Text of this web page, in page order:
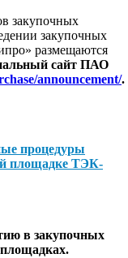
закупочных
закупочных
размещаются
сайт ПАО
announcement/.
процедуры
площадке ТЭК-
в закупочных